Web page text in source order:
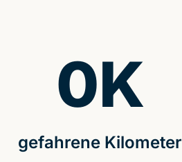
gefahrene Kilometer
0K